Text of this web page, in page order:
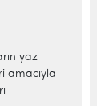
yaz
amacıyla